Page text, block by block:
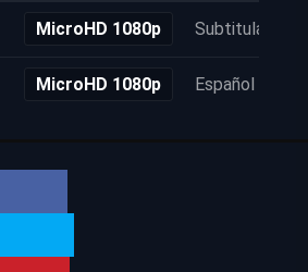
MicroHD 1080p Subtitulada
MicroHD 1080p Español